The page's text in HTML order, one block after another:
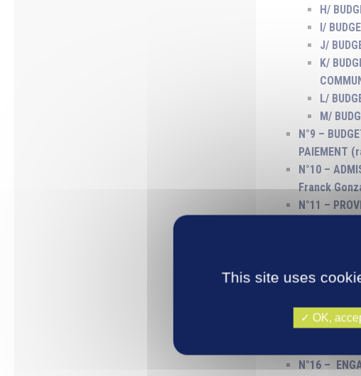
H/
I/
J/
K/
L/
M/
N°9 –
PAIEMENT
N°10 –
Franck
N°11 –
N°13 –
Gonzales)
LA
N°15 –
N°16 –
This site uses
OK,